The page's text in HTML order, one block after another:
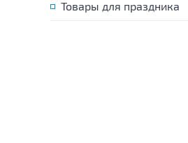
Товары для праздника